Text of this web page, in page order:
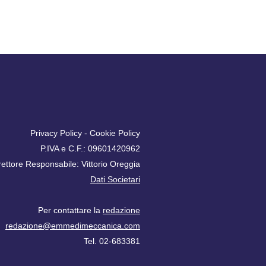
Privacy Policy - Cookie Policy
P.IVA e C.F.: 09601420962
Responsabile: Vittorio Oreggia
Dati Societari
Per contattare la redazione
redazione@emmedimeccanica.com
Tel. 02-683381